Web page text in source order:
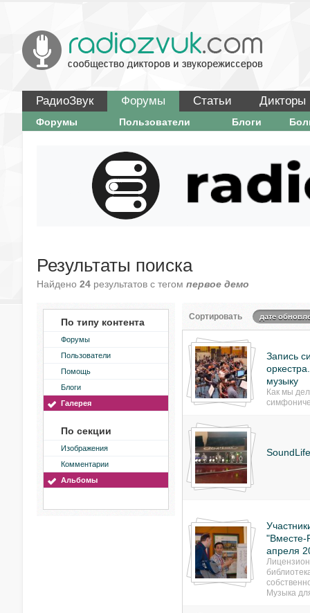
РадиоЗвук Форумы Статьи Дикторы
Форумы Пользователи Блоги
Результаты поиска
Найдено 24 результатов с тегом первое демо
По типу контента
Форумы
Пользователи
Помощь
Блоги
Галерея
По секции
Изображения
Комментарии
Альбомы
Сортировать дате
Запись
музыку
Как мы
SoundLife
"Вместе-
апреля
Музыка